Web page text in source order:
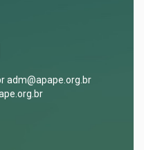
adm@apape.org.br